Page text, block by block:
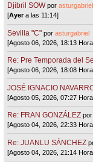
Djibril SOW porasturgabriel
[Ayera las 11:14]
Sevilla "C"porasturgabriel
[Agosto 06, 2026, 18:13
Re: Pre Temporada del
[Agosto 06, 2026, 18:08
JOSÉ IGNACIO
[Agosto 05, 2026, 07:27
Re: FRAN GONZÁLEZ
[Agosto 04, 2026, 22:33
Re: JUANLU SÁNCHEZ
[Agosto 04, 2026, 21:14